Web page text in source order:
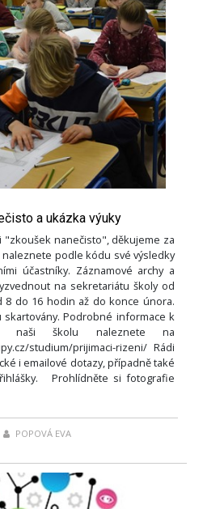
a ukázka výuky
"zkoušek nanečisto", děkujeme za
podle kódu své výsledky
účastníky. Záznamové archy a
na sekretariátu školy od
8 do 16 hodin až do konce února.
Podrobné informace k
naši školu naleznete na
studium/prijimaci-rizeni/ Rádi
i emailové dotazy, případně také
Prohlídněte si fotografie
POPOVÁ EVA